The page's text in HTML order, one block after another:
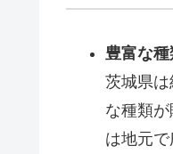
豊富な
茨城県
な種類
は地元